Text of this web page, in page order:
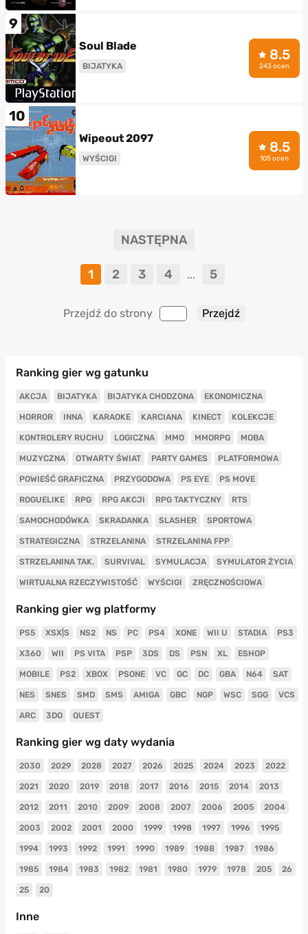
9
Soul Blade
BIJATYKA
8.5
243 ocen
10
Wipeout 2097
WYŚCIGI
8.5
105 ocen
NASTĘPNA
1 2 3 4 ... 5
Przejdź do strony
Ranking gier wg gatunku
AKCJA BIJATYKA BIJATYKA CHODZONA EKONOMICZNA
HORROR INNA KARAOKE KARCIANA KINECT KOLEKCJE
KONTROLERY RUCHU LOGICZNA MMO MMORPG MOBA
MUZYCZNA OTWARTY ŚWIAT PARTY GAMES PLATFORMOWA
POWIEŚĆ GRAFICZNA PRZYGODOWA PS EYE PS MOVE
ROGUELIKE RPG RPG AKCJI RPG TAKTYCZNY RTS
SAMOCHODÓWKA SKRADANKA SLASHER SPORTOWA
STRATEGICZNA STRZELANINA STRZELANINA FPP
STRZELANINA TAK. SURVIVAL SYMULACJA SYMULATOR ŻYCIA
WIRTUALNA RZECZYWISTOŚĆ WYŚCIGI ZRĘCZNOŚCIOWA
Ranking gier wg platformy
PS5 XSX|S NS2 NS PC PS4 XONE WII U STADIA PS3
X360 WII PS VITA PSP 3DS DS PSN XL ESHOP
MOBILE PS2 XBOX PSONE VC GC DC GBA N64 SAT
NES SNES SMD SMS AMIGA GBC NGP WSC SGG VCS
ARC 3DO QUEST
Ranking gier wg daty wydania
2030 2029 2028 2027 2026 2025 2024 2023 2022
2021 2020 2019 2018 2017 2016 2015 2014 2013
2012 2011 2010 2009 2008 2007 2006 2005 2004
2003 2002 2001 2000 1999 1998 1997 1996 1995
1994 1993 1992 1991 1990 1989 1988 1987 1986
1985 1984 1983 1982 1981 1980 1979 1978 205 26
25 20
Inne